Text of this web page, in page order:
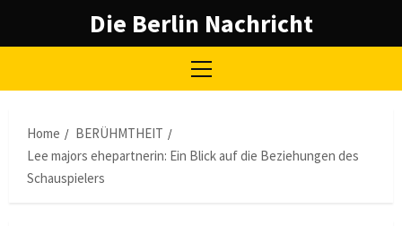
Die Berlin Nachricht
Primary
Home
BERÜHMTHEIT
Lee majors ehepartnerin: Ein Blick auf die Beziehungen des
Schauspielers